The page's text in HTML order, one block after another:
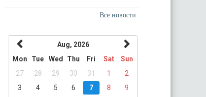
Все новости
Aug, 2026
Mon
Tue Wed Thu Fri Sat
Sun
27
28 29 30 31 1
2
3
4 5 6 7 8
9